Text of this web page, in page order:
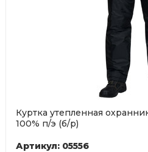
Куртка утепленная
100% п/э (б/р)
Артикул: 05556